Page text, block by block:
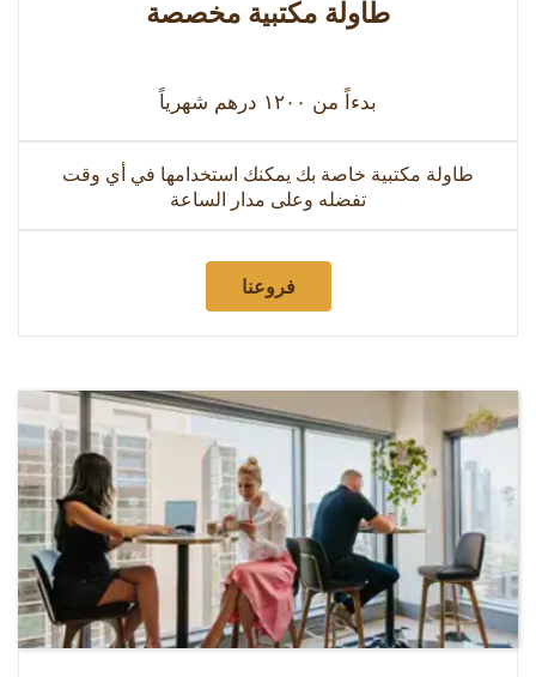
طاولة مكتبية مخصصة
بدءاً من ۱٢۰۰ درهم شهرياً
طاولة مكتبية خاصة بك يمكنك استخدامها في أي وقت
تفضله وعلى مدار الساعة
فروعنا